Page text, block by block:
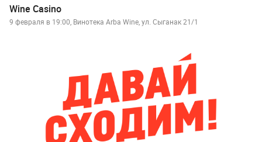
Wine Casino
9 февраля в 19:00, Винотека Arba Wine, ул. Сыганак 21/1